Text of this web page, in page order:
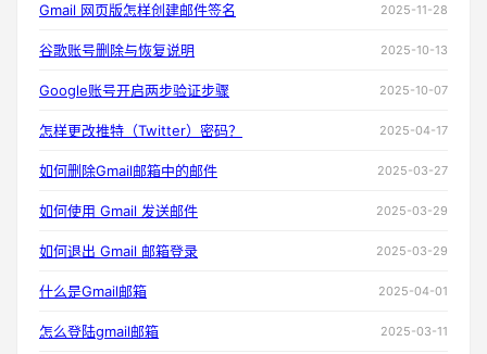
Gmail 网页版怎样创建邮件签名 2025-11-28
谷歌账号删除与恢复说明 2025-10-13
Google账号开启两步验证步骤 2025-10-07
怎样更改推特（Twitter）密码？ 2025-04-17
如何删除Gmail邮箱中的邮件 2025-03-27
如何使用 Gmail 发送邮件 2025-03-29
如何退出 Gmail 邮箱登录 2025-03-29
什么是Gmail邮箱 2025-04-01
怎么登陆gmail邮箱 2025-03-11